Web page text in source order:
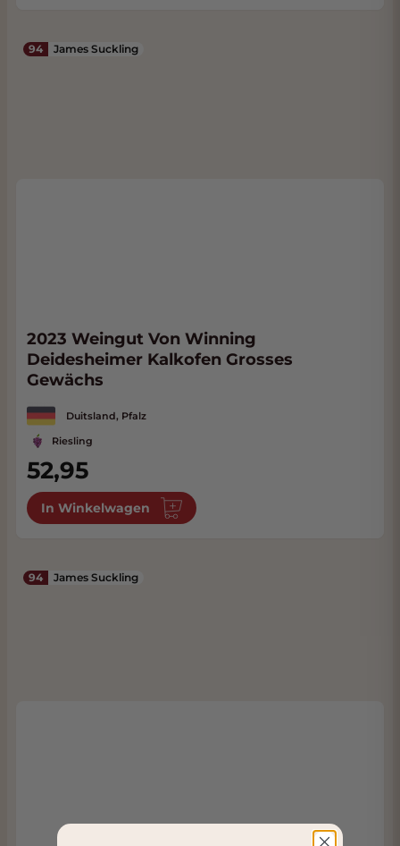
94 James Suckling
2023 Weingut Von Winning
Deidesheimer Kalkofen Grosses
Gewächs
Duitsland, Pfalz
Riesling
52,95
In Winkelwagen
94 James Suckling